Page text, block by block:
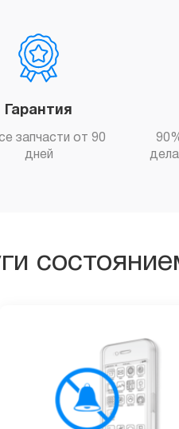
Гарантия
запчасти от 90
дней